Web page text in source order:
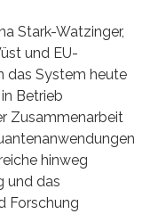
Stark-Watzinger,
und EU-
das System heute
Betrieb
Zusammenarbeit
hinweg
und das
Forschung